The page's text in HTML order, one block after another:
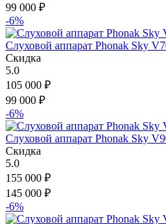
99 000 ₽
-6%
Слуховой аппарат Phonak Sky
Скидка
5.0
105 000 ₽
99 000 ₽
-6%
Слуховой аппарат Phonak Sky
Скидка
5.0
155 000 ₽
145 000 ₽
-6%